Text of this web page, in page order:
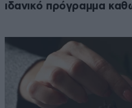
ιδανικό πρόγραμμα